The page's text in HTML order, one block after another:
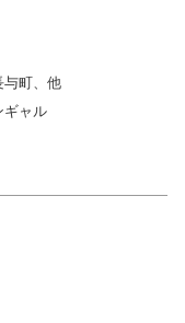
与町、他
ギャル